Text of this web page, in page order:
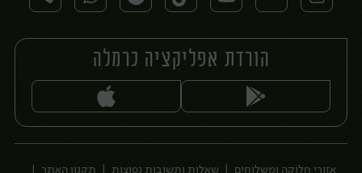
יח׳
הורדת אפליקציה כרמלה
אזורי חלוקה ומשלוחים שאלות ותשובות נפוצות תקנון האתר